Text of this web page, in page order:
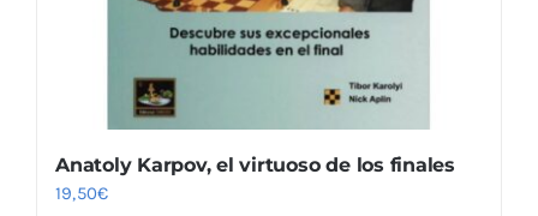
Anatoly Karpov, el virtuoso de los finales
19,50€